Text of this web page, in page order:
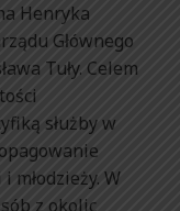
Henryka
Głównego
Tuły. Celem
służby w
młodzieży. W
z okolic